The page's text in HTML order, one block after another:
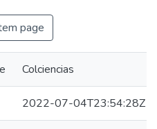
page
Colciencias
2022-07-04T23:54:28Z